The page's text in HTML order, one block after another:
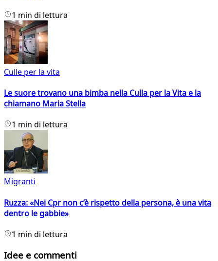
1 min di lettura
Culle per la vita
Le suore trovano una bimba nella Culla per la Vita e la
chiamano Maria Stella
1 min di lettura
Migranti
Ruzza: «Nei Cpr non c’è rispetto della persona, è una vita
dentro le gabbie»
1 min di lettura
Idee e commenti